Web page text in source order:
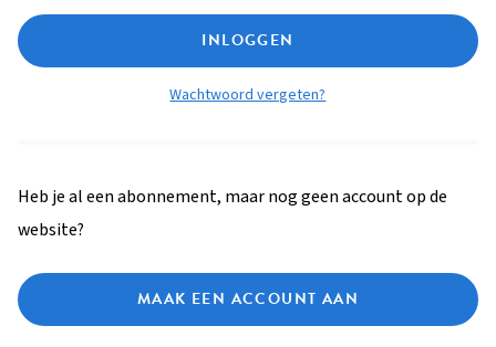
INLOGGEN
Wachtwoord vergeten?
Heb je al een abonnement, maar nog geen account op de
website?
MAAK EEN ACCOUNT AAN